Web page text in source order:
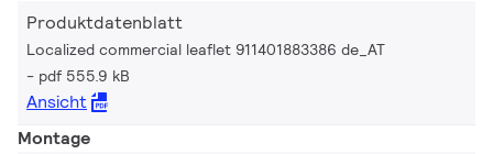
Produktdatenblatt
Localized commercial leaflet 911401883386 de_AT
pdf 555.9 kB
Ansicht
Montage